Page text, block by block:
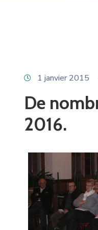
1 janvier 2015
De
2016.